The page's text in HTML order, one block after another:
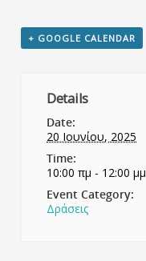
+ GOOGLE CALENDAR
Details
Date:
20 Ιουνίου, 2025
Time:
10:00 πμ - 12:00 μμ
Event Category:
Δράσεις